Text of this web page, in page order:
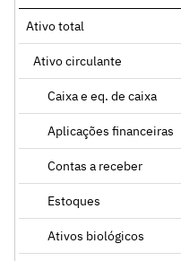
Ativo total
Ativo circulante
Caixa e eq. de caixa
Aplicações financeiras
Contas a receber
Estoques
Ativos biológicos